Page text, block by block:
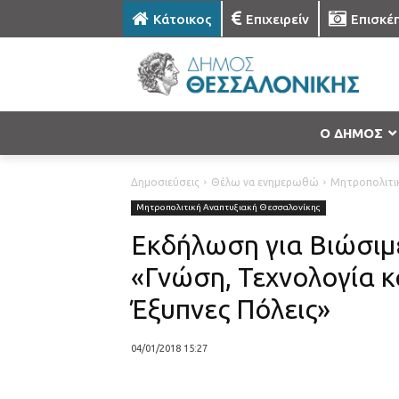
Κάτοικος Επιχειρείν
Ο ΔΗΜΟΣ
Δημοσιεύσεις Θέλω να ενημερωθώ
Μητροπολιτική Αναπτυξιακή Θεσσαλονίκης
Eκδήλωση για
«Γνώση, Τεχνολογία
Έξυπνες Πόλεις»
04/01/2018 15:27